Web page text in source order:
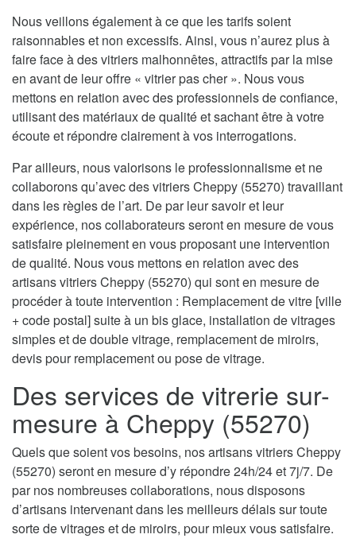
Nous veillons également à ce que les tarifs soient
raisonnables et non excessifs. Ainsi, vous n’aurez plus à
faire face à des vitriers malhonnêtes, attractifs par la mise
en avant de leur offre « vitrier pas cher ». Nous vous
mettons en relation avec des professionnels de confiance,
utilisant des matériaux de qualité et sachant être à votre
écoute et répondre clairement à vos interrogations.
Par ailleurs, nous valorisons le professionnalisme et ne
collaborons qu’avec des vitriers Cheppy (55270) travaillant
dans les règles de l’art. De par leur savoir et leur
expérience, nos collaborateurs seront en mesure de vous
satisfaire pleinement en vous proposant une intervention
de qualité. Nous vous mettons en relation avec des
artisans vitriers Cheppy (55270) qui sont en mesure de
procéder à toute intervention : Remplacement de vitre [ville
+ code postal] suite à un bis glace, installation de vitrages
simples et de double vitrage, remplacement de miroirs,
devis pour remplacement ou pose de vitrage.
Des services de vitrerie sur-
mesure à Cheppy (55270)
Quels que soient vos besoins, nos artisans vitriers Cheppy
(55270) seront en mesure d’y répondre 24h/24 et 7j/7. De
par nos nombreuses collaborations, nous disposons
d’artisans intervenant dans les meilleurs délais sur toute
sorte de vitrages et de miroirs, pour mieux vous satisfaire.